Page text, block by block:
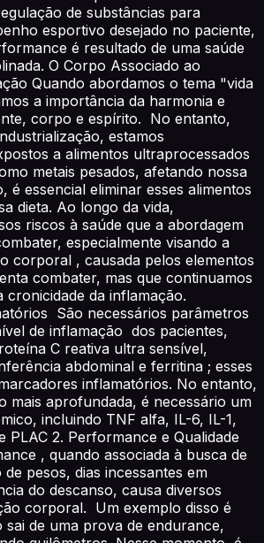
de substâncias para
esportivo desejado no paciente,
é resultado de uma saúde
O Corpo Associado ao
Quando abordamos o tema "vida
a importância da harmonia e
corpo e espírito. No entanto,
estamos
a alimentos ultraprocessados
metais pesados, afetando nossa
é essencial eliminar esses alimentos
dieta. Ao longo da vida,
riscos à saúde que a abordagem
especialmente visando a
corporal , causada pelos elementos
combater, mas que continuamos
cronicidade da inflamação.
São necessários parâmetros
de inflamação dos pacientes,
C reativa ultra sensível,
abdominal e ferritina ; esses
inflamatórios. No entanto,
mais aprofundada, é necessário um
incluindo TNF alfa, IL-6, IL-1,
PLAC 2. Performance e Qualidade
, quando associada à busca de
pesos, dias incessantes em
do descanso, causa diversos
corporal. Um exemplo disso é
sai de uma prova de endurance,